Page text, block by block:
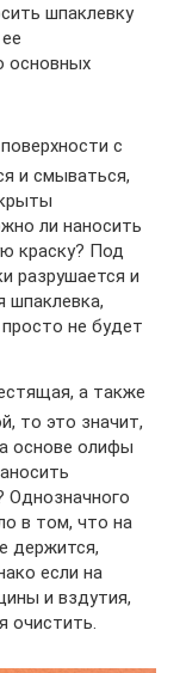
шпаклевку
основных
с
и смываться,
ли наносить
краску? Под
разрушается и
шпаклевка,
не будет
а также
то это значит,
основе олифы
Однозначного
в том, что на
держится,
если на
и вздутия,
очистить.